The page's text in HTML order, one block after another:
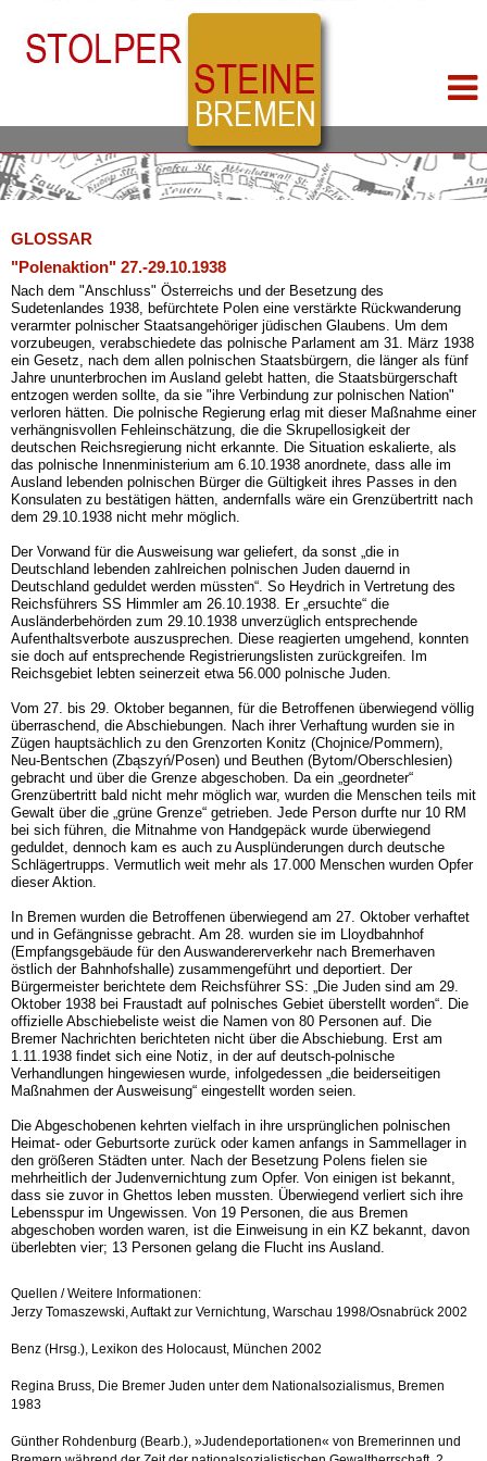
GLOSSAR
"Polenaktion" 27.-29.10.1938
Nach dem "Anschluss" Österreichs und der Besetzung des
Sudetenlandes 1938, befürchtete Polen eine verstärkte Rückwanderung
verarmter polnischer Staatsangehöriger jüdischen Glaubens. Um dem
vorzubeugen, verabschiedete das polnische Parlament am 31. März 1938
ein Gesetz, nach dem allen polnischen Staatsbürgern, die länger als fünf
Jahre ununterbrochen im Ausland gelebt hatten, die Staatsbürgerschaft
entzogen werden sollte, da sie "ihre Verbindung zur polnischen Nation"
verloren hätten. Die polnische Regierung erlag mit dieser Maßnahme einer
verhängnisvollen Fehleinschätzung, die die Skrupellosigkeit der
deutschen Reichsregierung nicht erkannte. Die Situation eskalierte, als
das polnische Innenministerium am 6.10.1938 anordnete, dass alle im
Ausland lebenden polnischen Bürger die Gültigkeit ihres Passes in den
Konsulaten zu bestätigen hätten, andernfalls wäre ein Grenzübertritt nach
dem 29.10.1938 nicht mehr möglich.
Der Vorwand für die Ausweisung war geliefert, da sonst „die in
Deutschland lebenden zahlreichen polnischen Juden dauernd in
Deutschland geduldet werden müssten“. So Heydrich in Vertretung des
Reichsführers SS Himmler am 26.10.1938. Er „ersuchte“ die
Ausländerbehörden zum 29.10.1938 unverzüglich entsprechende
Aufenthaltsverbote auszusprechen. Diese reagierten umgehend, konnten
sie doch auf entsprechende Registrierungslisten zurückgreifen. Im
Reichsgebiet lebten seinerzeit etwa 56.000 polnische Juden.
Vom 27. bis 29. Oktober begannen, für die Betroffenen überwiegend völlig
überraschend, die Abschiebungen. Nach ihrer Verhaftung wurden sie in
Zügen hauptsächlich zu den Grenzorten Konitz (Chojnice/Pommern),
Neu-Bentschen (Zbąszyń/Posen) und Beuthen (Bytom/Oberschlesien)
gebracht und über die Grenze abgeschoben. Da ein „geordneter“
Grenzübertritt bald nicht mehr möglich war, wurden die Menschen teils mit
Gewalt über die „grüne Grenze“ getrieben. Jede Person durfte nur 10 RM
bei sich führen, die Mitnahme von Handgepäck wurde überwiegend
geduldet, dennoch kam es auch zu Ausplünderungen durch deutsche
Schlägertrupps. Vermutlich weit mehr als 17.000 Menschen wurden Opfer
dieser Aktion.
In Bremen wurden die Betroffenen überwiegend am 27. Oktober verhaftet
und in Gefängnisse gebracht. Am 28. wurden sie im Lloydbahnhof
(Empfangsgebäude für den Auswandererverkehr nach Bremerhaven
östlich der Bahnhofshalle) zusammengeführt und deportiert. Der
Bürgermeister berichtete dem Reichsführer SS: „Die Juden sind am 29.
Oktober 1938 bei Fraustadt auf polnisches Gebiet überstellt worden“. Die
offizielle Abschiebeliste weist die Namen von 80 Personen auf. Die
Bremer Nachrichten berichteten nicht über die Abschiebung. Erst am
1.11.1938 findet sich eine Notiz, in der auf deutsch-polnische
Verhandlungen hingewiesen wurde, infolgedessen „die beiderseitigen
Maßnahmen der Ausweisung“ eingestellt worden seien.
Die Abgeschobenen kehrten vielfach in ihre ursprünglichen polnischen
Heimat- oder Geburtsorte zurück oder kamen anfangs in Sammellager in
den größeren Städten unter. Nach der Besetzung Polens fielen sie
mehrheitlich der Judenvernichtung zum Opfer. Von einigen ist bekannt,
dass sie zuvor in Ghettos leben mussten. Überwiegend verliert sich ihre
Lebensspur im Ungewissen. Von 19 Personen, die aus Bremen
abgeschoben worden waren, ist die Einweisung in ein KZ bekannt, davon
überlebten vier; 13 Personen gelang die Flucht ins Ausland.
Quellen / Weitere Informationen:
Jerzy Tomaszewski, Auftakt zur Vernichtung, Warschau 1998/Osnabrück 2002
Benz (Hrsg.), Lexikon des Holocaust, München 2002
Regina Bruss, Die Bremer Juden unter dem Nationalsozialismus, Bremen
1983
Günther Rohdenburg (Bearb.), »Judendeportationen« von Bremerinnen und